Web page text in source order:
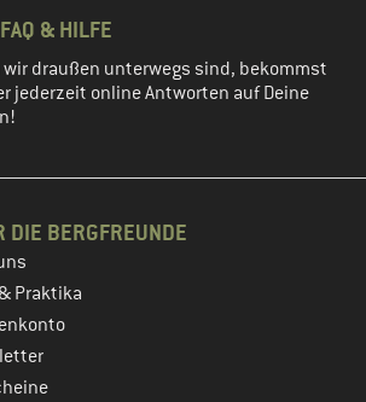
FAQ & HILFE
wir draußen unterwegs sind, bekommst
jederzeit online Antworten auf Deine
DIE BERGFREUNDE
Praktika